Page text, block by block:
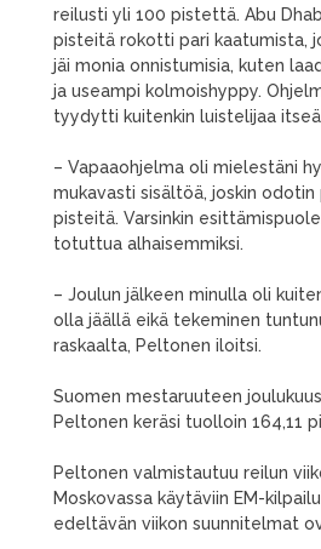
reilusti yli 100 pistettä. Abu
pisteitä rokotti pari kaatumista,
jäi monia onnistumisia, kuten
ja useampi kolmoishyppy.
tyydytti kuitenkin luistelijaa
– Vapaaohjelma oli mielestäni
mukavasti sisältöä, joskin odotin
pisteitä. Varsinkin
totuttua alhaisemmiksi.
– Joulun jälkeen minulla oli
olla jäällä eikä tekeminen
raskaalta, Peltonen iloitsi.
Suomen mestaruuteen
Peltonen keräsi tuolloin 164,11
Peltonen valmistautuu reilun
Moskovassa käytäviin EM-
edeltävän viikon suunnitelmat